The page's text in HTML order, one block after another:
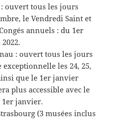
ouvert tous les jours
le Vendredi Saint et
annuels : du 1er
: ouvert tous les jours
exceptionnelle les 24, 25,
que le 1er janvier
plus accessible avec le
1er janvier.
(3 musées inclus